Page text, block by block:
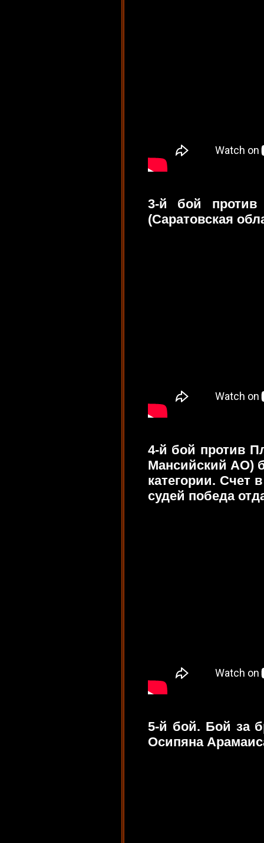
3-й бой против
(Саратовская
4-й бой против
Мансийский АО)
категории. Счет
судей победа
5-й бой. Бой за
Осипяна